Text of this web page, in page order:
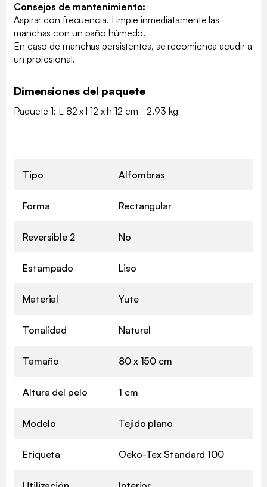
Consejos de mantenimiento:
Aspirar con frecuencia. Limpie inmediatamente las
manchas con un paño húmedo.
En caso de manchas persistentes, se recomienda acudir a
un profesional.
Dimensiones del paquete
Paquete 1: L 82 x l 12 x h 12 cm - 2.93 kg
Tipo Alfombras
Forma Rectangular
Reversible 2 No
Estampado Liso
Material Yute
Tonalidad Natural
Tamaño 80 x 150 cm
Altura del pelo 1 cm
Modelo Tejido plano
Etiqueta Oeko-Tex Standard 100